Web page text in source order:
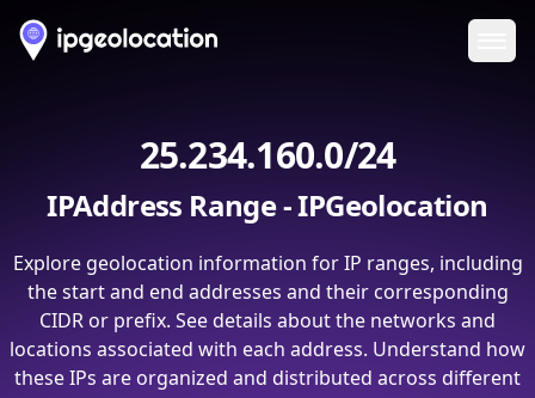
25.234.160.0/24
IPAddress Range - IPGeolocation
Explore geolocation information for IP ranges, including
the start and end addresses and their corresponding
CIDR or prefix. See details about the networks and
locations associated with each address. Understand how
these IPs are organized and distributed across different